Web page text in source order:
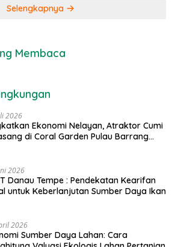
Selengkapnya
Membaca
2026
Ekonomi Nelayan, Atraktor Cumi
di Coral Garden Pulau Barrang
2026
Danau Tempe : Pendekatan Kearifan
untuk Keberlanjutan Sumber Daya Ikan
2026
Sumber Daya Lahan: Cara